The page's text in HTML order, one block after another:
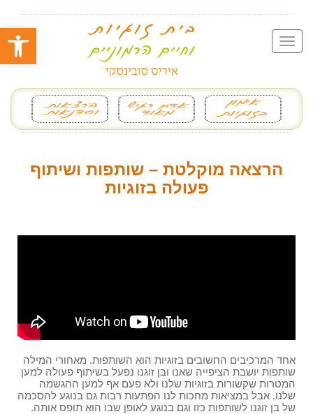
פתח
הרצאה מוקלטת – שותפות ושיתוף
פעולה בזוגיות
אחד המרכיבים החשובים בזוגיות הוא השותפות. מאחורי המילה
שותפות יושבת הציפייה שאנו ובן זוגנו נפעל בשיתוף פעולה למען
המטרות שקשורות בזוגיות שלנו ולא פעם אף למען ההגשמה
שלנו. אבל במציאות מחכות לנו הפתעות רבות גם בנוגע להסכמה
של בן זוגנו לשותפות כזו וגם בנוגע לאופן שבו הוא תופס אותה.